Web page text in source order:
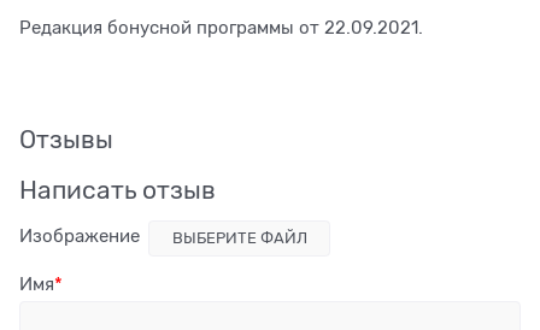
Редакция бонусной программы от 22.09.2021.
Отзывы
Написать отзыв
Изображение ВЫБЕРИТЕ ФАЙЛ
Имя